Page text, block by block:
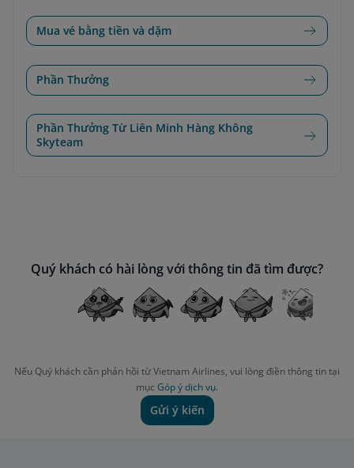
Mua vé bằng tiền và dặm
Phần Thưởng
Phần Thưởng Từ Liên Minh Hàng Không
Skyteam
Quý khách có hài lòng với thông tin đã tìm được?
Nếu Quý khách cần phản hồi từ Vietnam Airlines, vui lòng điền thông tin tại
mục Góp ý dịch vụ.
Gửi ý kiến